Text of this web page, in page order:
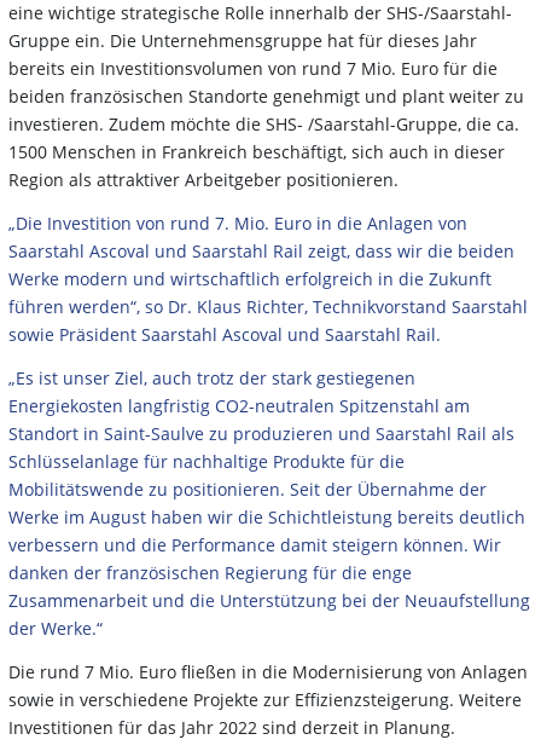
eine wichtige strategische Rolle innerhalb der SHS-/Saarstahl-
Gruppe ein. Die Unternehmensgruppe hat für dieses Jahr
bereits ein Investitionsvolumen von rund 7 Mio. Euro für die
beiden französischen Standorte genehmigt und plant weiter zu
investieren. Zudem möchte die SHS- /Saarstahl-Gruppe, die ca.
1500 Menschen in Frankreich beschäftigt, sich auch in dieser
Region als attraktiver Arbeitgeber positionieren.
„Die Investition von rund 7. Mio. Euro in die Anlagen von
Saarstahl Ascoval und Saarstahl Rail zeigt, dass wir die beiden
Werke modern und wirtschaftlich erfolgreich in die Zukunft
führen werden“, so Dr. Klaus Richter, Technikvorstand Saarstahl
sowie Präsident Saarstahl Ascoval und Saarstahl Rail.
„Es ist unser Ziel, auch trotz der stark gestiegenen
Energiekosten langfristig CO2-neutralen Spitzenstahl am
Standort in Saint-Saulve zu produzieren und Saarstahl Rail als
Schlüsselanlage für nachhaltige Produkte für die
Mobilitätswende zu positionieren. Seit der Übernahme der
Werke im August haben wir die Schichtleistung bereits deutlich
verbessern und die Performance damit steigern können. Wir
danken der französischen Regierung für die enge
Zusammenarbeit und die Unterstützung bei der Neuaufstellung
der Werke.“
Die rund 7 Mio. Euro fließen in die Modernisierung von Anlagen
sowie in verschiedene Projekte zur Effizienzsteigerung. Weitere
Investitionen für das Jahr 2022 sind derzeit in Planung.